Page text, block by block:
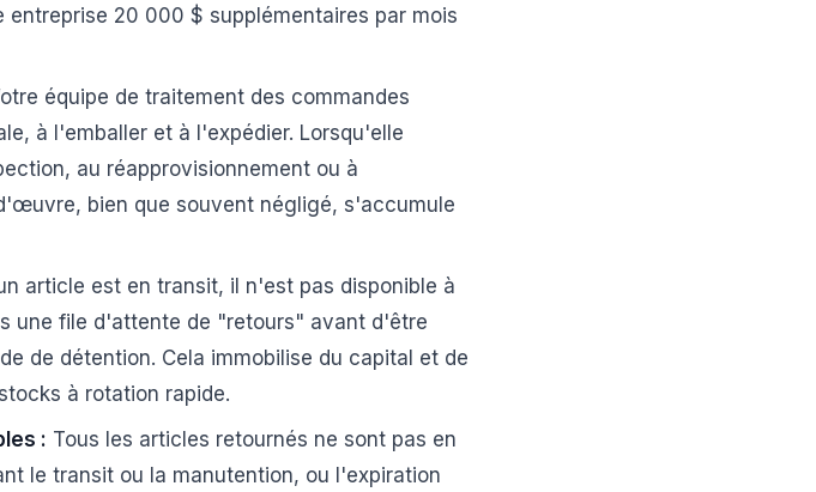
20 000 $ supplémentaires par mois
équipe de traitement des commandes
à l'emballer et à l'expédier. Lorsqu'elle
au réapprovisionnement ou à
bien que souvent négligé, s'accumule
article est en transit, il n'est pas disponible à
une file d'attente de "retours" avant d'être
de détention. Cela immobilise du capital et de
à rotation rapide.
: Tous les articles retournés ne sont pas en
le transit ou la manutention, ou l'expiration